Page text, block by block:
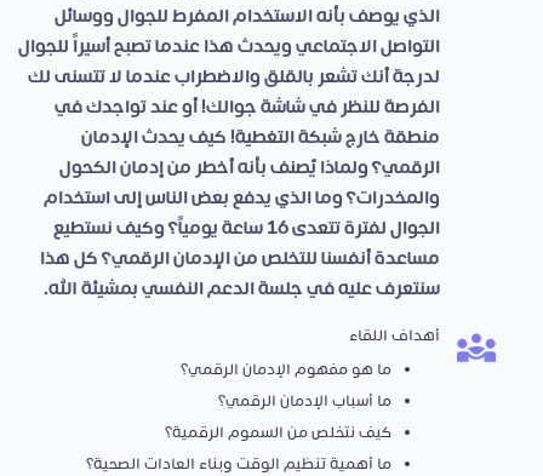
الذي يوصف بأنه الاستخدام المفرط للجوال ووسائل
التواصل الاجتماعي ويحدث هذا عندما تصبح أسيراً للجوال
لدرجة أنك تشعر بالقلق والاضطراب عندما لا تتسنى لك
الفرصة للنظر في شاشة جوالك! أو عند تواجدك في
منطقة خارج شبكة التغطية! كيف يحدث الإدمان
الرقمي؟ ولماذا يُصنف بأنه أخطر من إدمان الكحول
والمخدرات؟ وما الذي يدفع بعض الناس إلى استخدام
الجوال لفترة تتعدى 16 ساعة يومياً؟ وكيف نستطيع
مساعدة أنفسنا للتخلص من الإدمان الرقمي؟ كل هذا
سنتعرف عليه في جلسة الدعم النفسي بمشيئة الله.
أهداف اللقاء
ما هو مفهوم الإدمان الرقمي؟
ما أسباب الإدمان الرقمي؟
كيف نتخلص من السموم الرقمية؟
ما أهمية تنظيم الوقت وبناء العادات الصحية؟